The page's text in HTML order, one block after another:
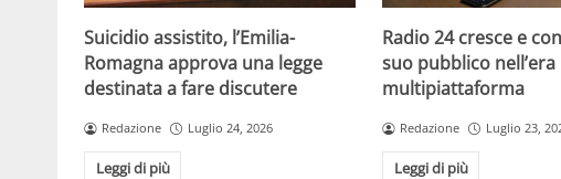
Suicidio assistito, l’Emilia-
Romagna approva una legge
destinata a fare discutere
Redazione Luglio 24, 2026
Leggi di più
Radio 24 cresce e
suo pubblico nell’era
multipiattaforma
Redazione Luglio 23,
Leggi di più